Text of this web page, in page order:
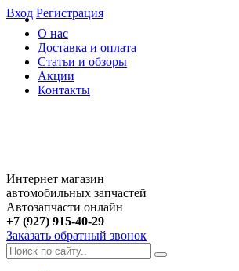
О нас
Доставка и оплата
Статьи и обзоры
Акции
Контакты
Вход Регистрация
Интернет магазин
автомобильных запчастей
Автозапчасти онлайн
+7 (927) 915-40-29
Заказать обратный звонок